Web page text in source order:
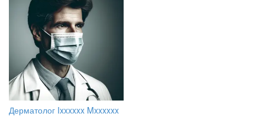
Дерматолог Ixxxxxx Mxxxxxx